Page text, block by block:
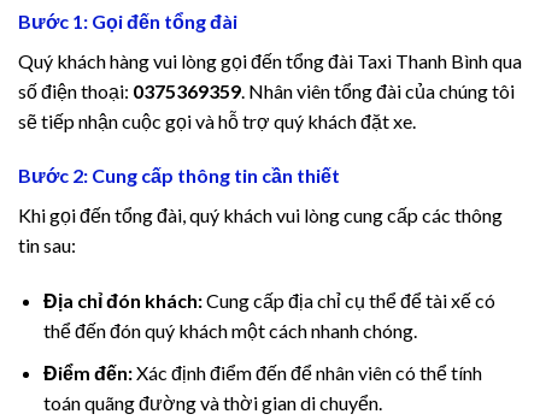
Bước 1: Gọi đến tổng đài
Quý khách hàng vui lòng gọi đến tổng đài Taxi Thanh Bình qua
số điện thoại: 0375369359 . Nhân viên tổng đài của chúng tôi
sẽ tiếp nhận cuộc gọi và hỗ trợ quý khách đặt xe.
Bước 2: Cung cấp thông tin cần thiết
Khi gọi đến tổng đài, quý khách vui lòng cung cấp các thông
tin sau:
Địa chỉ đón khách:Cung cấp địa chỉ cụ thể để tài xế có
thể đến đón quý khách một cách nhanh chóng.
Điểm đến:Xác định điểm đến để nhân viên có thể tính
toán quãng đường và thời gian di chuyển.